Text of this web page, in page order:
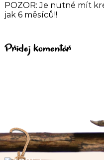
POZOR: Je nutné mít
jak 6 měsíců!!
Přidej komentář